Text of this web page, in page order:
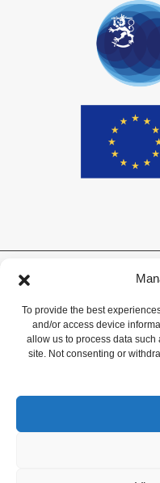
To provide the best
and/or access device
allow us to process data
site. Not consenting or
والتحديثات. سجّل للحصول